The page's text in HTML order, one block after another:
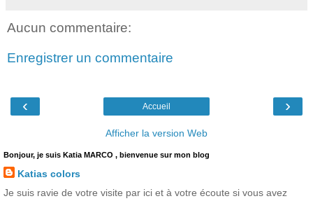
Aucun commentaire:
Enregistrer un commentaire
‹ ›
Accueil
Afficher la version Web
Bonjour, je suis Katia MARCO , bienvenue sur mon blog
Katias colors
Je suis ravie de votre visite par ici et à votre écoute si vous avez